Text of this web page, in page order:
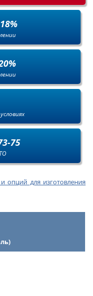
75
опций для изготовления